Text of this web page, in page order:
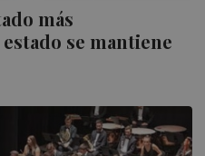
más
se mantiene